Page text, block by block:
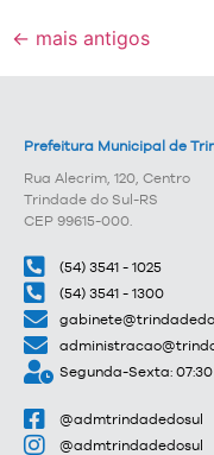
← mais antigos
Prefeitura Municipal de
Rua Alecrim, 120, Centro
Trindade do Sul-RS
CEP 99615-000.
(54) 3541 - 1025
(54) 3541 - 1300
Segunda-Sexta: 07:30
@admtrindadedosul
@admtrindadedosul